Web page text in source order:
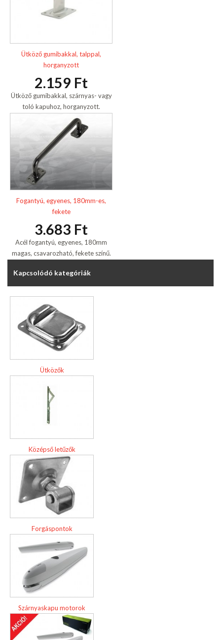
Ütköző gumibakkal, talppal,
horganyzott
2.159 Ft
Ütköző gumibakkal, szárnyas- vagy
toló kapuhoz, horganyzott.
Fogantyú, egyenes, 180mm-es,
fekete
3.683 Ft
Acél fogantyú, egyenes, 180mm
magas, csavarozható, fekete színű.
Kapcsolódó kategóriák
Ütközők
Középső letűzők
Forgáspontok
Szárnyaskapu motorok